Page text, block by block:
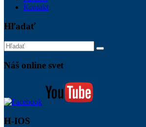
Kontakt
Hľadať
Náš online svet
H-IOS